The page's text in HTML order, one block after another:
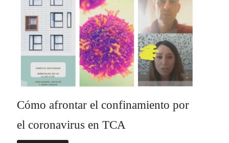
Cómo afrontar el confinamiento por
el coronavirus en TCA